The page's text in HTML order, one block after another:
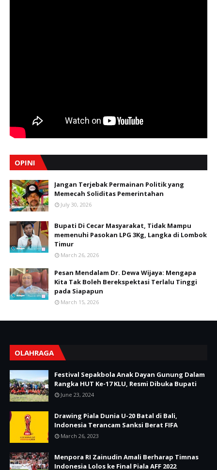
OPINI
Jangan Terjebak Permainan Politik yang
Memecah Soliditas Pemerintahan
July 30, 2026
Bupati Di Cecar Masyarakat, Tidak Mampu
memenuhi Pasokan LPG 3Kg, Langka di Lombok
Timur
March 26, 2026
Pesan Mendalam Dr. Dewa Wijaya: Mengapa
Kita Tak Boleh Berekspektasi Terlalu Tinggi
pada Siapapun
March 15, 2026
OLAHRAGA
Festival Sepakbola Anak Dayan Gunung Dalam
Rangka HUT Ke-17 KLU, Resmi Dibuka Bupati
June 23, 2024
Drawing Piala Dunia U-20 Batal di Bali,
Indonesia Terancam Sanksi Berat FIFA
March 26, 2023
Menpora RI Zainudin Amali Berharap Timnas
Indonesia Lolos ke Final Piala AFF 2022